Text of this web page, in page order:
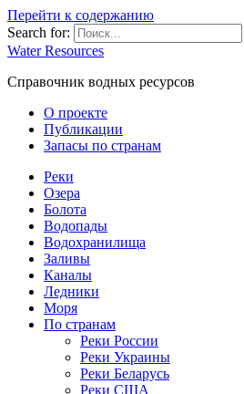
Перейти к содержанию
Search for:
Water Resources
Справочник водных ресурсов
О проекте
Публикации
Запасы по странам
Реки
Озера
Болота
Водопады
Водохранилища
Заливы
Каналы
Ледники
Моря
По странам
Реки России
Реки Украины
Реки Беларусь
Реки США